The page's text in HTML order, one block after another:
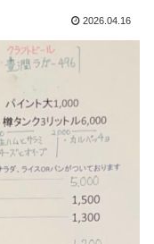
2026.04.16